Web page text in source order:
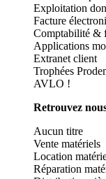
Exploitation
Facture
Comptabilité &
Applications
Extranet client
Trophées
AVLO !
Retrouvez
Aucun titre
Vente matériels
Location
Réparation